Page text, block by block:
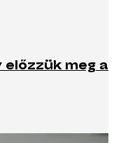
előzzük meg a